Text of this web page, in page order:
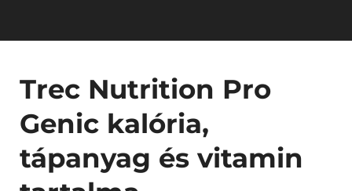
Trec Nutrition Pro
Genic kalória,
tápanyag és vitamin